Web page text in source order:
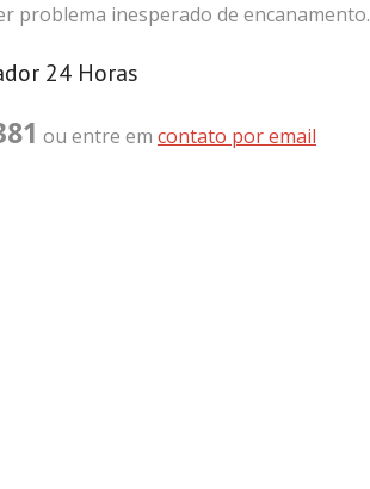
problema inesperado de encanamento.
24 Horas
ou entre em contato por email